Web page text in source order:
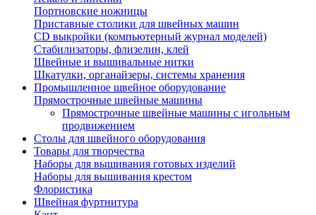
Портновские ножницы
Приставные столики для швейных машин
СD выкройки (компьютерный журнал моделей)
Стабилизаторы, флизелин, клей
Швейные и вышивальные нитки
Шкатулки, органайзеры, системы хранения
Промышленное швейное оборудование
Прямострочные швейные машины
Прямострочные швейные машины с игольным
продвижением
Столы для швейного оборудования
Товары для творчества
Наборы для вышивания готовых изделий
Наборы для вышивания крестом
Флористика
Швейная фуртнитура